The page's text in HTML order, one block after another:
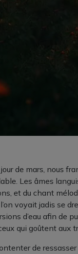
de mars, nous
Les âmes
et du chant
voyait jadis se
d’eau afin de
qui goûtent aux
de